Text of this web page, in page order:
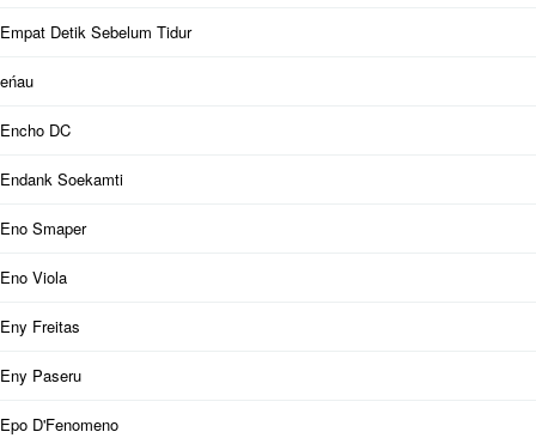
Empat Detik Sebelum Tidur
eńau
Encho DC
Endank Soekamti
Eno Smaper
Eno Viola
Eny Freitas
Eny Paseru
Epo D'Fenomeno